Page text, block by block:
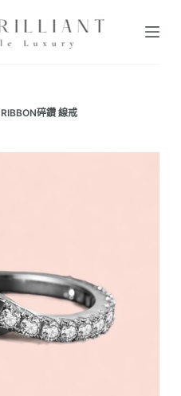
RIBBON碎鑽 線戒